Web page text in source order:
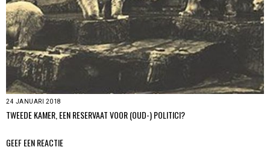
24 JANUARI 2018
TWEEDE KAMER, EEN RESERVAAT VOOR (OUD-) POLITICI?
GEEF EEN REACTIE